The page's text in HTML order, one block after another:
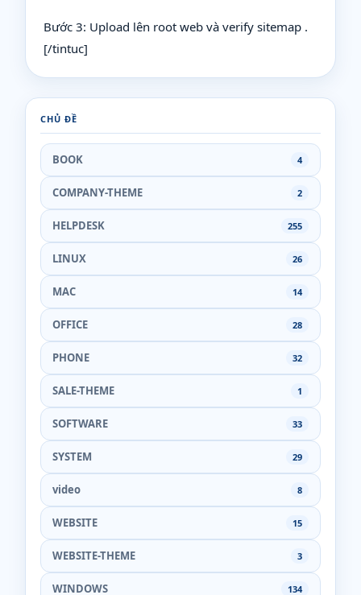
Bước 3: Upload lên root web và verify sitemap .
[/tintuc]
CHỦ ĐỀ
BOOK 4
COMPANY-THEME 2
HELPDESK 255
LINUX 26
MAC 14
OFFICE 28
PHONE 32
SALE-THEME 1
SOFTWARE 33
SYSTEM 29
video 8
WEBSITE 15
WEBSITE-THEME 3
WINDOWS 134